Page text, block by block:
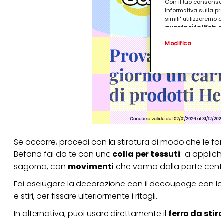
Se occorre, procedi con la stiratura di modo che le
Befana fai da te con una colla per tessuti: la
sagoma, con movimenti che vanno dalla parte
Fai asciugare la decorazione con il decoupage con
e stiri, per fissare ulteriormente i ritagli.
In alternativa, puoi usare direttamente il ferro da
Con il tuo
Informativa sulla
simili" utilizzeremo
questo sito
.
(rispettivamente
terzi, conservare
identificati) su
misurare e
Puoi trovare
collegata nel piè di
qualsiasi momento
"modifica" di
Se fai clic su
per uno o più degli
necessari per
Modifica